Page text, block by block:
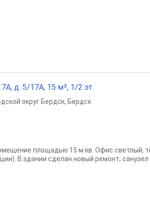
д. 5/17А, 15 м², 1/2 эт.
округ Бердск, Бердск
площадью 15 м.кв. Офис светлый,
В здании сделан новый ремонт,